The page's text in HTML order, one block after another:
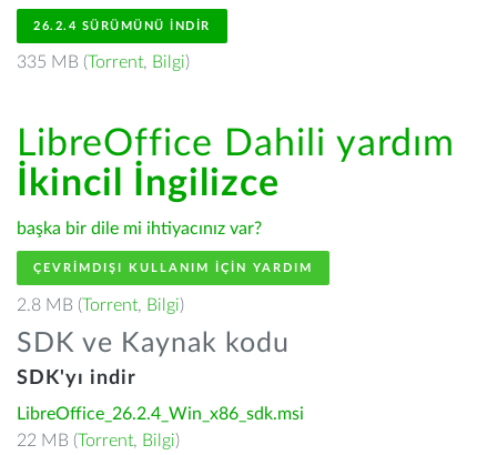
26.2.4 SÜRÜMÜNÜ İNDIR
335 MB (Torrent, Bilgi)
LibreOffice Dahili yardım
İkincil İngilizce
başka bir dile mi ihtiyacınız var?
ÇEVRIMDIŞI KULLANIM IÇIN YARDIM
2.8 MB (Torrent, Bilgi)
SDK ve Kaynak kodu
SDK'yı indir
LibreOffice_26.2.4_Win_x86_sdk.msi
22 MB (Torrent, Bilgi)